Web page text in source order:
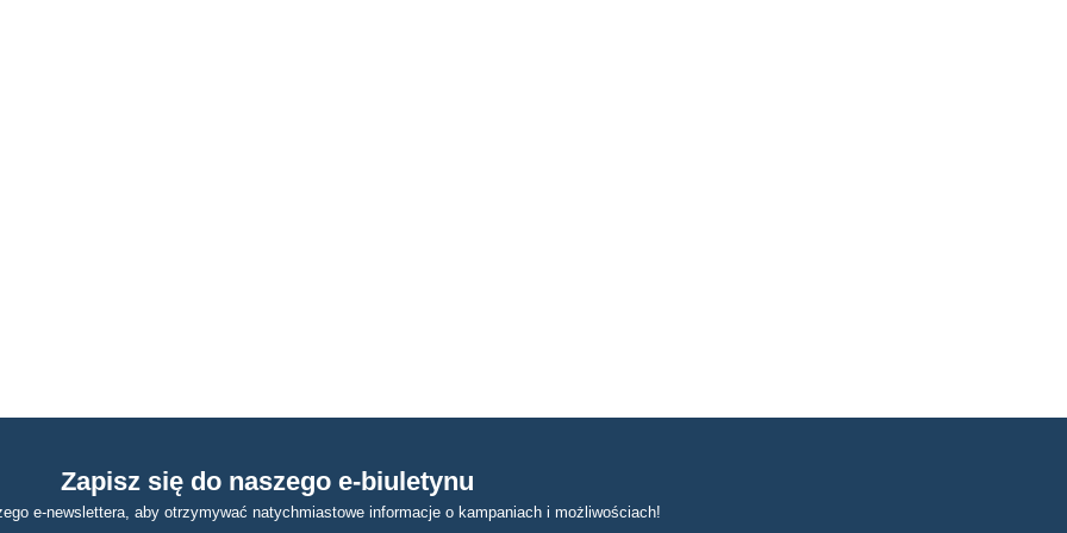
Zapisz się do naszego e-biuletynu
e-newslettera, aby otrzymywać natychmiastowe informacje o kampaniach i możliwościach!